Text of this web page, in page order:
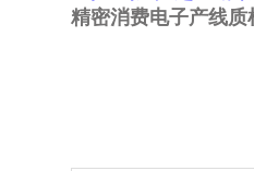
精密消费电子产线